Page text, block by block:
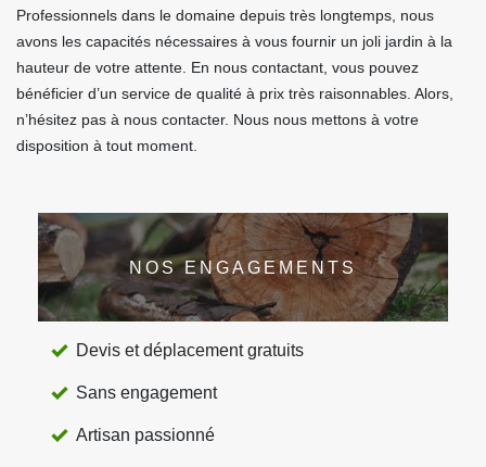
Professionnels dans le domaine depuis très longtemps, nous
avons les capacités nécessaires à vous fournir un joli jardin à la
hauteur de votre attente. En nous contactant, vous pouvez
bénéficier d’un service de qualité à prix très raisonnables. Alors,
n’hésitez pas à nous contacter. Nous nous mettons à votre
disposition à tout moment.
NOS ENGAGEMENTS
Devis et déplacement gratuits
Sans engagement
Artisan passionné